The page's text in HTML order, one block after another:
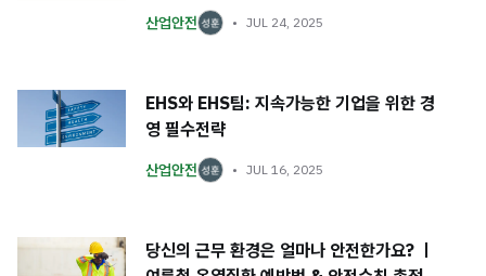
산업안전 JUL 24, 2025
EHS와 EHS팀: 지속가능한 기업을 위한 경
영 필수전략
산업안전 JUL 16, 2025
당신의 근무 환경은 얼마나 안전한가요? ㅣ